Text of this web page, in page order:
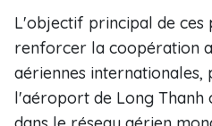
L'objectif principal de ces
renforcer la coopération
aériennes internationales,
l'aéroport de Long Thanh